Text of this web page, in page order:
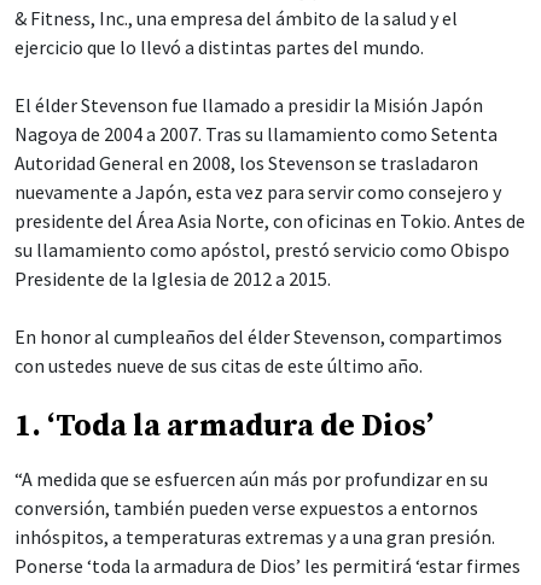
& Fitness, Inc., una empresa del ámbito de la salud y el
ejercicio que lo llevó a distintas partes del mundo.
El élder Stevenson fue llamado a presidir la Misión Japón
Nagoya de 2004 a 2007. Tras su llamamiento como Setenta
Autoridad General en 2008, los Stevenson se trasladaron
nuevamente a Japón, esta vez para servir como consejero y
presidente del Área Asia Norte, con oficinas en Tokio. Antes de
su llamamiento como apóstol, prestó servicio como Obispo
Presidente de la Iglesia de 2012 a 2015.
En honor al cumpleaños del élder Stevenson, compartimos
con ustedes nueve de sus citas de este último año.
1. ‘Toda la armadura de Dios’
“A medida que se esfuercen aún más por profundizar en su
conversión, también pueden verse expuestos a entornos
inhóspitos, a temperaturas extremas y a una gran presión.
Ponerse ‘toda la armadura de Dios’ les permitirá ‘estar firmes